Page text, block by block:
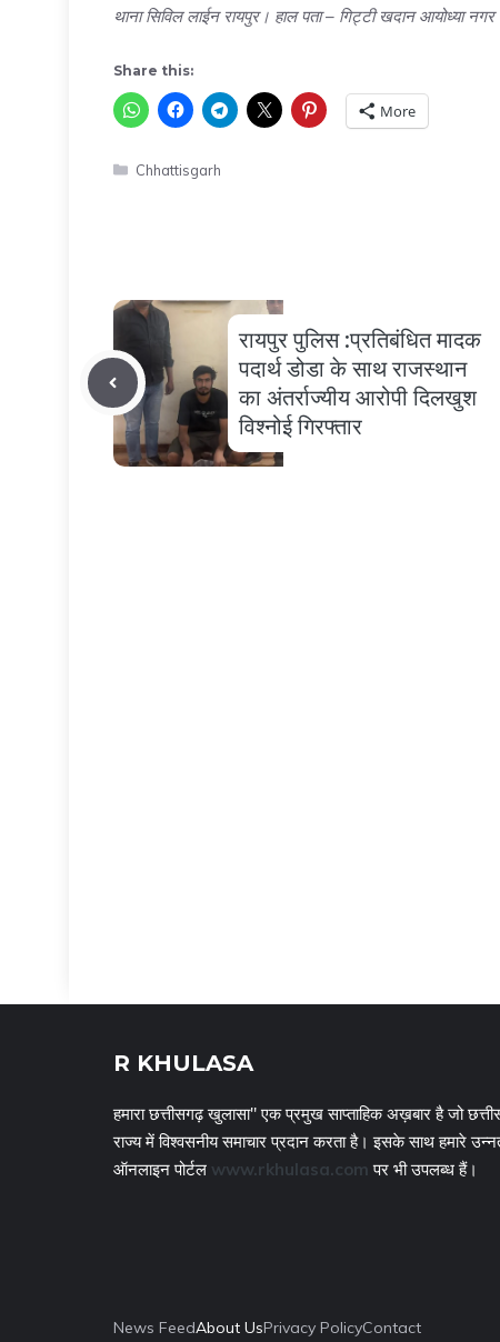
थाना सिविल लाईन रायपुर। हाल पता – गिट्टी खदान आयोध्या नगर
Share this:
More
Categories
Chhattisgarh
रायपुर पुलिस :प्रतिबंधित मादक
पदार्थ डोडा के साथ राजस्थान
का अंतर्राज्यीय आरोपी दिलखुश
विश्नोई गिरफ्तार
R KHULASA
हमारा छत्तीसगढ़ खुलासा" एक प्रमुख साप्ताहिक अख़बार है जो
राज्य में विश्वसनीय समाचार प्रदान करता है। इसके साथ हमारे
ऑनलाइन पोर्टल www.rkhulasa.com पर भी उपलब्ध हैं।
News FeedAbout UsPrivacy PolicyContact